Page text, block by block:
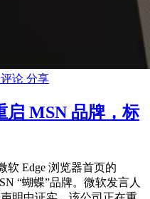
论 分享
启 MSN 品牌，标
软 Edge 浏览器首页的
“蝴蝶”品牌。微软发言人